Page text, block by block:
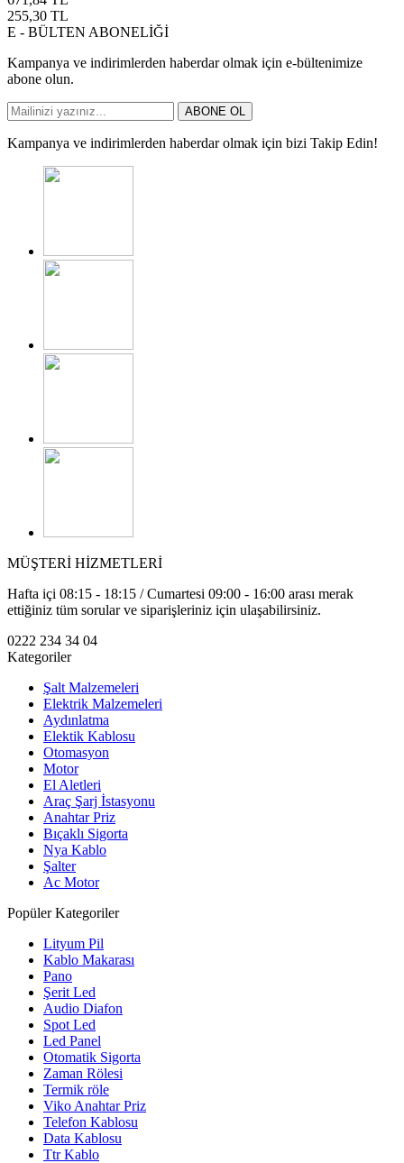
255,30 TL
E - BÜLTEN ABONELİĞİ
Kampanya ve indirimlerden haberdar olmak için e-bültenimize
abone olun.
ABONE OL
Kampanya ve indirimlerden haberdar olmak için bizi Takip Edin!
MÜŞTERİ HİZMETLERİ
Hafta içi 08:15 - 18:15 / Cumartesi 09:00 - 16:00 arası merak
ettiğiniz tüm sorular ve siparişleriniz için ulaşabilirsiniz.
0222 234 34 04
Kategoriler
Şalt Malzemeleri
Elektrik Malzemeleri
Aydınlatma
Elektik Kablosu
Otomasyon
Motor
El Aletleri
Araç Şarj İstasyonu
Anahtar Priz
Bıçaklı Sigorta
Nya Kablo
Şalter
Ac Motor
Popüler Kategoriler
Lityum Pil
Kablo Makarası
Pano
Şerit Led
Audio Diafon
Spot Led
Led Panel
Otomatik Sigorta
Zaman Rölesi
Termik röle
Viko Anahtar Priz
Telefon Kablosu
Data Kablosu
Ttr Kablo